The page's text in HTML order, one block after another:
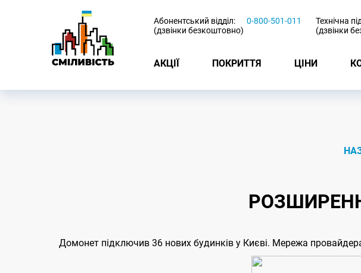
Абонентський відділ:
(дзвінки безкоштовно)
0-800-501-011
Технічна
(дзвінки
АКЦІЇ ПОКРИТТЯ ЦІНИ
Домонет підключив 36 нових будинків у Києві. Мережа